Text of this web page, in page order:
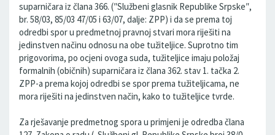
suparničara iz člana 366. (″Službeni glasnik Republike Srpske″,
br. 58/03, 85/03 47/05 i 63/07, dalje: ZPP) i da se prema toj
odredbi spor u predmetnoj pravnoj stvari mora riješiti na
jedinstven načinu odnosu na obe tužiteljice. Suprotno tim
prigovorima, po ocjeni ovoga suda, tužiteljice imaju položaj
formalnih (običnih) suparničara iz člana 362. stav 1. tačka 2.
ZPP-a prema kojoj odredbi se spor prema tužiteljicama, ne
mora riješiti na jedinstven način, kako to tužiteljice tvrde.
Za rješavanje predmetnog spora u primjeni je odredba člana